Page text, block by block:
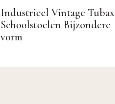
Industrieel Vintage Tubax
Schoolstoelen Bijzondere
vorm